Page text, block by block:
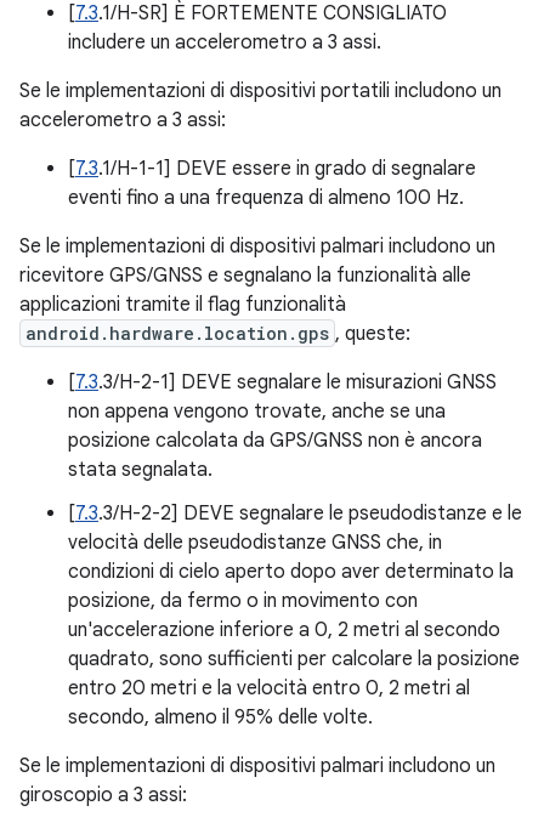
[7.3.1/H-SR] È FORTEMENTE CONSIGLIATO
includere un accelerometro a 3 assi.
Se le implementazioni di dispositivi portatili includono un
accelerometro a 3 assi:
[7.3.1/H-1-1] DEVE essere in grado di segnalare
eventi fino a una frequenza di almeno 100 Hz.
Se le implementazioni di dispositivi palmari includono un
ricevitore GPS/GNSS e segnalano la funzionalità alle
applicazioni tramite il flag funzionalità
android.hardware.location.gps , queste:
[7.3.3/H-2-1] DEVE segnalare le misurazioni GNSS
non appena vengono trovate, anche se una
posizione calcolata da GPS/GNSS non è ancora
stata segnalata.
[7.3.3/H-2-2] DEVE segnalare le pseudodistanze e le
velocità delle pseudodistanze GNSS che, in
condizioni di cielo aperto dopo aver determinato la
posizione, da fermo o in movimento con
un'accelerazione inferiore a 0, 2 metri al secondo
quadrato, sono sufficienti per calcolare la posizione
entro 20 metri e la velocità entro 0, 2 metri al
secondo, almeno il 95% delle volte.
Se le implementazioni di dispositivi palmari includono un
giroscopio a 3 assi: